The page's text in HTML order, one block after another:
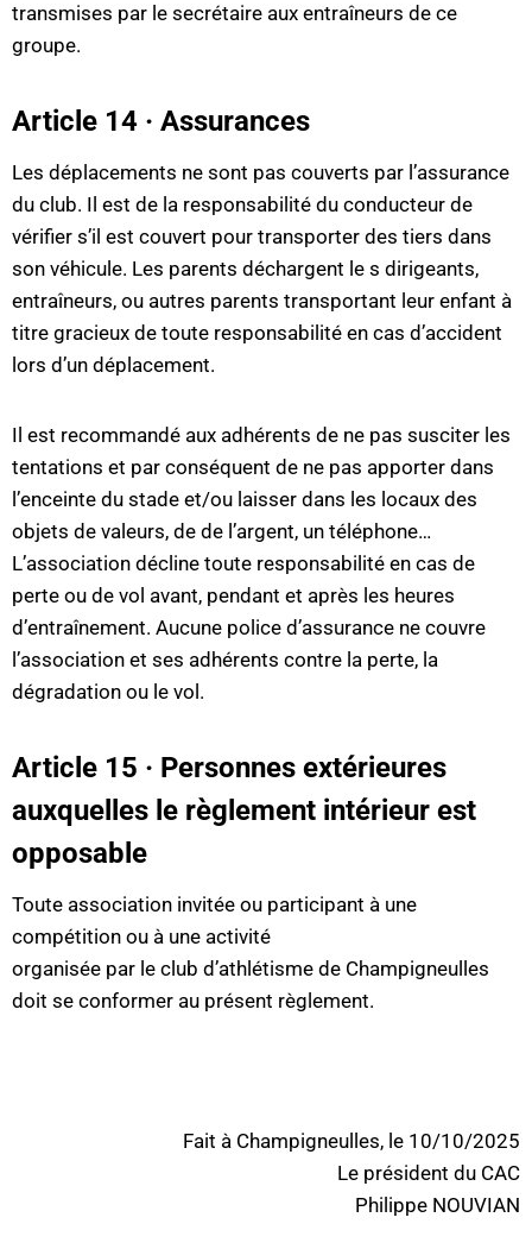
transmises par le secrétaire aux entraîneurs de ce
groupe.
Article 14 · Assurances
Les déplacements ne sont pas couverts par l’assurance
du club. Il est de la responsabilité du conducteur de
vérifier s’il est couvert pour transporter des tiers dans
son véhicule. Les parents déchargent le s dirigeants,
entraîneurs, ou autres parents transportant leur enfant à
titre gracieux de toute responsabilité en cas d’accident
lors d’un déplacement.
Il est recommandé aux adhérents de ne pas susciter les
tentations et par conséquent de ne pas apporter dans
l’enceinte du stade et/ou laisser dans les locaux des
objets de valeurs, de de l’argent, un téléphone…
L’association décline toute responsabilité en cas de
perte ou de vol avant, pendant et après les heures
d’entraînement. Aucune police d’assurance ne couvre
l’association et ses adhérents contre la perte, la
dégradation ou le vol.
Article 15 · Personnes extérieures
auxquelles le règlement intérieur est
opposable
Toute association invitée ou participant à une
compétition ou à une activité
organisée par le club d’athlétisme de Champigneulles
doit se conformer au présent règlement.
Fait à Champigneulles, le 10/10/2025
Le président du CAC
Philippe NOUVIAN